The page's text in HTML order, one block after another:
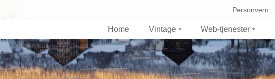
Personvern
Home Vintage Web-tjenester
Venini